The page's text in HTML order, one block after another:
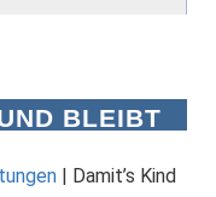
BLEIBT
| Damit’s Kind